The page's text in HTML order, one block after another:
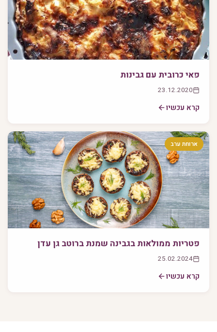
פאי כרובית עם גבינות
23.12.2020
קרא עכשיו
ארוחת ערב
פטריות ממולאות בגבינה שמנת ברוטב גן עדן
25.02.2024
קרא עכשיו